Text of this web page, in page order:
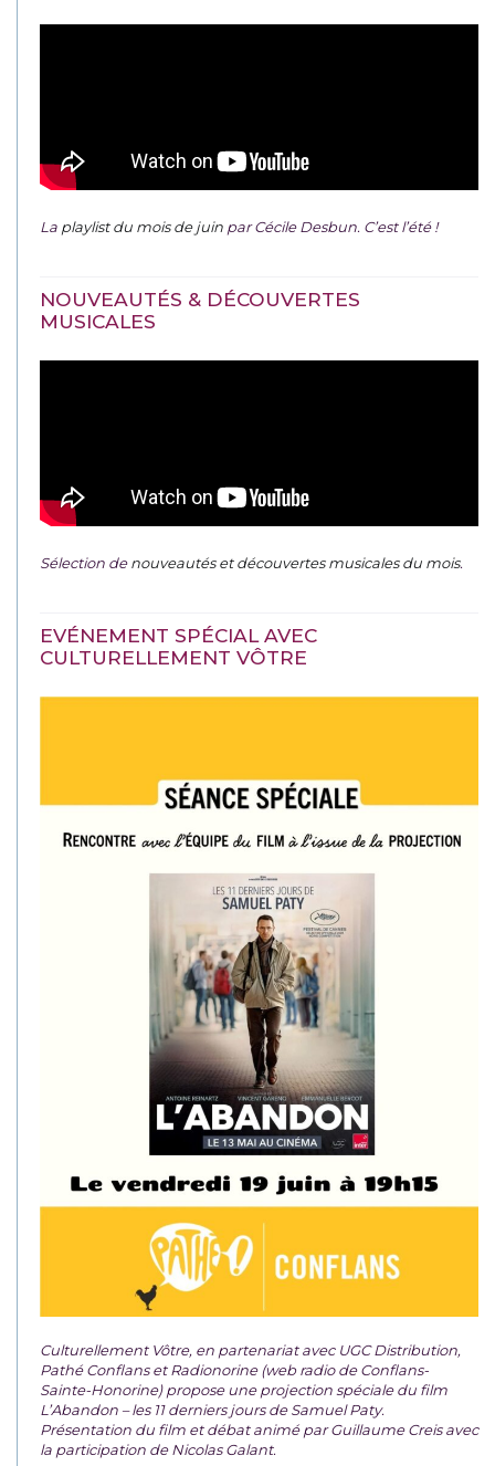
La playlist du mois de juin par Cécile Desbun. C’est l’été !
NOUVEAUTÉS & DÉCOUVERTES
MUSICALES
Sélection denouveautés et découvertes musicales du mois.
EVÉNEMENT SPÉCIAL AVEC
CULTURELLEMENT VÔTRE
Culturellement Vôtre, en partenariat avec UGC Distribution,
Pathé Conflans et Radionorine (web radio de Conflans-
Sainte-Honorine) propose une projection spéciale du film
L’Abandon – les 11 derniers jours de Samuel Paty.
Présentation du film et débat animé par Guillaume Creis avec
la participation de Nicolas Galant.